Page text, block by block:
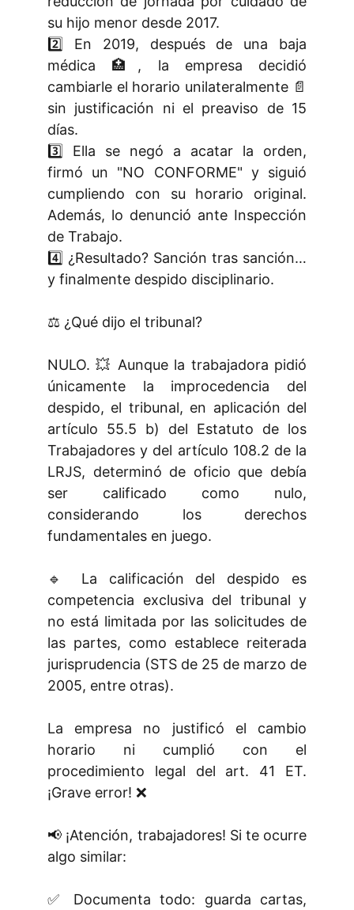
su hijo menor desde 2017.
2️⃣ En 2019, después de una baja
médica 🏥, la empresa decidió
cambiarle el horario unilateralmente 📄
sin justificación ni el preaviso de 15
días.
3️⃣ Ella se negó a acatar la orden,
firmó un "NO CONFORME" y siguió
cumpliendo con su horario original.
Además, lo denunció ante Inspección
de Trabajo.
4️⃣ ¿Resultado? Sanción tras sanción…
y finalmente despido disciplinario.
⚖️ ¿Qué dijo el tribunal?
NULO. 💥 Aunque la trabajadora pidió
únicamente la improcedencia del
despido, el tribunal, en aplicación del
artículo 55.5 b) del Estatuto de los
Trabajadores y del artículo 108.2 de la
LRJS, determinó de oficio que debía
ser calificado como nulo,
considerando los derechos
fundamentales en juego.
🔹 La calificación del despido es
competencia exclusiva del tribunal y
no está limitada por las solicitudes de
las partes, como establece reiterada
jurisprudencia (STS de 25 de marzo de
2005, entre otras).
La empresa no justificó el cambio
horario ni cumplió con el
procedimiento legal del art. 41 ET.
¡Grave error! ❌
📢 ¡Atención, trabajadores! Si te ocurre
algo similar:
✅ Documenta todo: guarda cartas,